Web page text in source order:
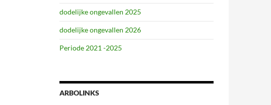
dodelijke ongevallen 2025
dodelijke ongevallen 2026
Periode 2021 -2025
ARBOLINKS